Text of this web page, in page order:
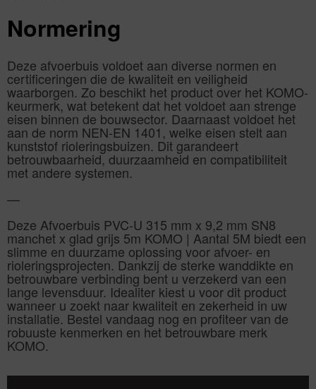
Normering
Deze afvoerbuis voldoet aan diverse normen en
certificeringen die de kwaliteit en veiligheid
waarborgen. Zo beschikt het product over het KOMO-
keurmerk, wat betekent dat het voldoet aan strenge
eisen binnen de bouwsector. Daarnaast voldoet het
aan de norm NEN-EN 1401, welke eisen stelt aan
kunststof rioleringsbuizen. Dit garandeert
betrouwbaarheid, duurzaamheid en compatibiliteit
met andere systemen.
—
Deze Afvoerbuis PVC-U 315 mm x 9,2 mm SN8
manchet x glad grijs 5m KOMO | Aantal 5M biedt een
slimme en duurzame oplossing voor afvoer- en
rioleringsprojecten. Dankzij de sterke wanddikte en
betrouwbare verbinding bent u verzekerd van een
lange levensduur. Idealiter kiest u voor dit product
wanneer u zoekt naar kwaliteit en zekerheid in uw
installatie. Bestel vandaag nog en profiteer van de
robuuste kenmerken en het betrouwbare merk
KOMO.